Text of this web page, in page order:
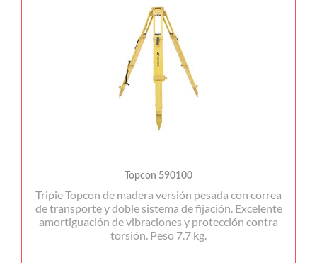
Topcon 590100
Tripie Topcon de madera versión pesada con correa
de transporte y doble sistema de fijación. Excelente
amortiguación de vibraciones y protección contra
torsión. Peso 7.7 kg.